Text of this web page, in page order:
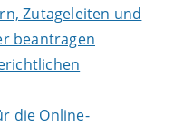
Zutageleiten und
beantragen
die Online-